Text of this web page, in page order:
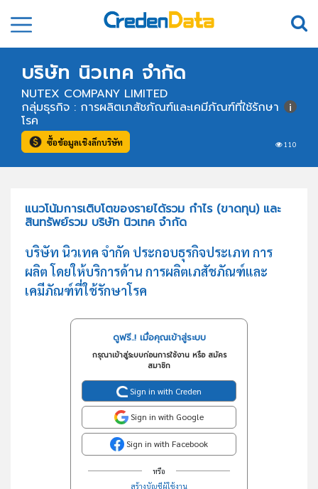
บริษัท นิวเทค จำกัด
NUTEX COMPANY LIMITED
110
กลุ่มธุรกิจ : การผลิตเภสัชภัณฑ์และเคมีภัณฑ์ที่ใช้รักษา
โรค
ซื้อข้อมูลเชิงลึกบริษัท
แนวโน้มการเติบโตของรายได้รวม กำไร (ขาดทุน) และ
สินทรัพย์รวม บริษัท นิวเทค จำกัด
บริษัท นิวเทค จำกัด ประกอบธุรกิจประเภท การ
ผลิต โดยให้บริการด้าน การผลิตเภสัชภัณฑ์และ
เคมีภัณฑ์ที่ใช้รักษาโรค
ดูฟรี..! เมื่อคุณเข้าสู่ระบบ
กรุณาเข้าสู่ระบบก่อนการใช้งาน หรือ สมัคร
สมาชิก
Sign in with Creden
Sign in with Google
Sign in with Facebook
หรือ
สร้างบัญชีผู้ใช้งาน